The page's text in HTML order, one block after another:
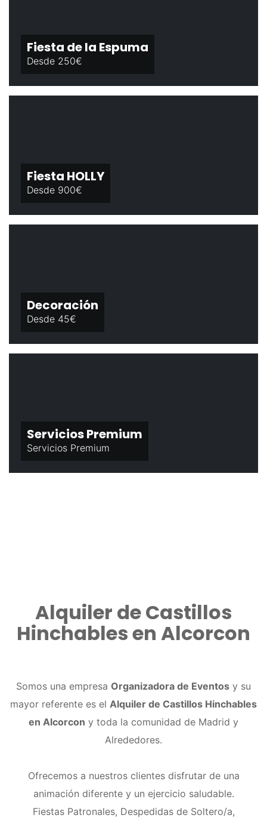
Fiesta de la Espuma
Desde 250€
Fiesta HOLLY
Desde 900€
Decoración
Desde 45€
Servicios Premium
Servicios Premium
Alquiler de Castillos
Hinchables en Alcorcon
Somos una empresa Organizadora de Eventos y su
mayor referente es el Alquiler de Castillos Hinchables
en Alcorcon y toda la comunidad de Madrid y
Alrededores.
Ofrecemos a nuestros clientes disfrutar de una
animación diferente y un ejercicio saludable.
Fiestas Patronales, Despedidas de Soltero/a,